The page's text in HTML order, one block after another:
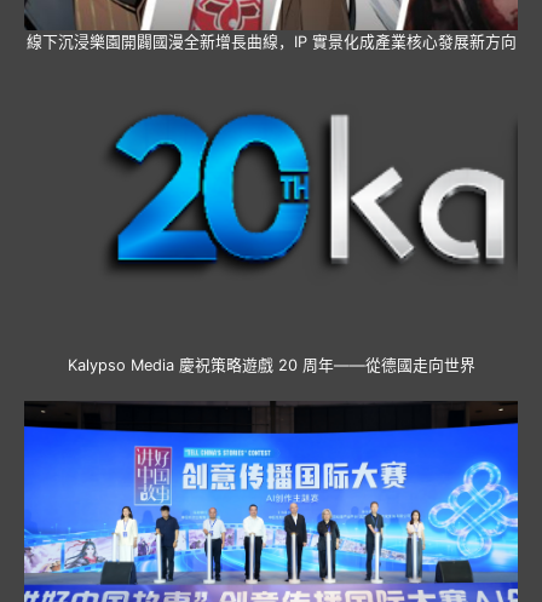
線下沉浸樂園開闢國漫全新增長曲線，IP 實景化成產業核心發展新方向
Kalypso Media 慶祝策略遊戲 20 周年——從德國走向世界